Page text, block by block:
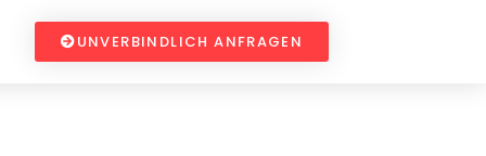
UNVERBINDLICH ANFRAGEN